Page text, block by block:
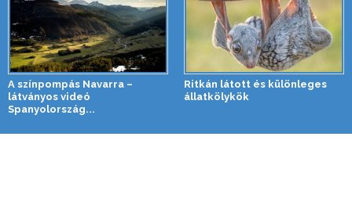
A színpompás Navarra –
látványos videó
Spanyolország...
Ritkán látott és különleges
állatkölykök